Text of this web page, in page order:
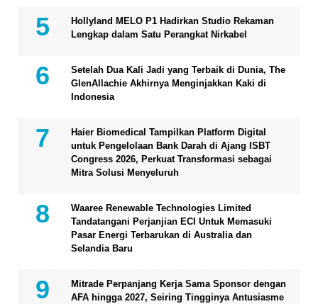
Hollyland MELO P1 Hadirkan Studio Rekaman
Lengkap dalam Satu Perangkat Nirkabel
Setelah Dua Kali Jadi yang Terbaik di Dunia, The
GlenAllachie Akhirnya Menginjakkan Kaki di
Indonesia
Haier Biomedical Tampilkan Platform Digital
untuk Pengelolaan Bank Darah di Ajang ISBT
Congress 2026, Perkuat Transformasi sebagai
Mitra Solusi Menyeluruh
Waaree Renewable Technologies Limited
Tandatangani Perjanjian ECI Untuk Memasuki
Pasar Energi Terbarukan di Australia dan
Selandia Baru
Mitrade Perpanjang Kerja Sama Sponsor dengan
AFA hingga 2027, Seiring Tingginya Antusiasme